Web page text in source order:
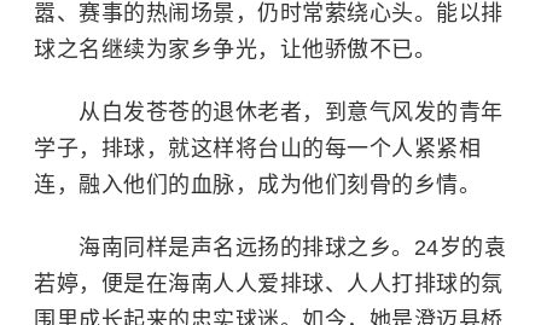
嚣、赛事的热闹场景，仍时常萦绕心头。能以排
球之名继续为家乡争光，让他骄傲不已。
从白发苍苍的退休老者，到意气风发的青年
学子，排球，就这样将台山的每一个人紧紧相
连，融入他们的血脉，成为他们刻骨的乡情。
海南同样是声名远扬的排球之乡。24岁的袁
若婷，便是在海南人人爱排球、人人打排球的氛